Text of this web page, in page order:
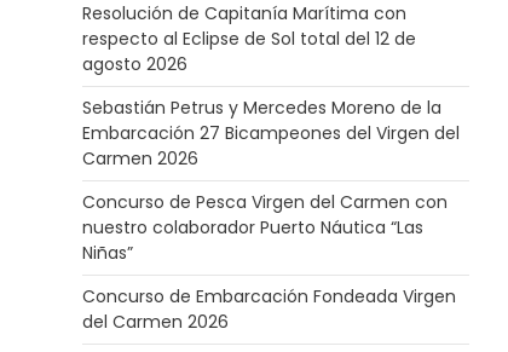
Resolución de Capitanía Marítima con
respecto al Eclipse de Sol total del 12 de
agosto 2026
Sebastián Petrus y Mercedes Moreno de la
Embarcación 27 Bicampeones del Virgen del
Carmen 2026
Concurso de Pesca Virgen del Carmen con
nuestro colaborador Puerto Náutica “Las
Niñas”
Concurso de Embarcación Fondeada Virgen
del Carmen 2026